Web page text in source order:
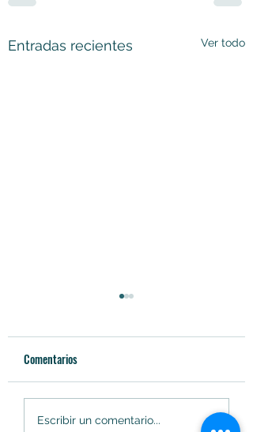
Entradas recientes Ver todo
Soacha innova en
Comentarios
Escribir un comentario...